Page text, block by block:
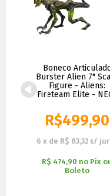
Boneco
Burster Alien 7"
Figure - Aliens:
Fireteam Elite -
R$499,90
6 x de R$ 83,32 s/
R$ 474,90 no Pix
Boleto